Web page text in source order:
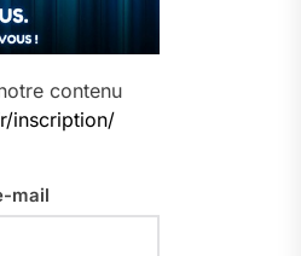
contenu
inscription/
mail